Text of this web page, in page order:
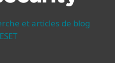
et articles de blog